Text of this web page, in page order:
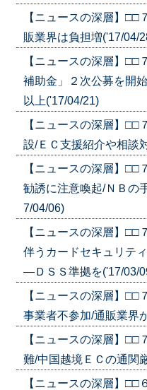
【ニュースの深層】
販業界は負担増('17/04/
【ニュースの深層】
補助金」２次公募を開
以上('17/04/21)
【ニュースの深層】
設/ＥＣ支援紹介や相談
【ニュースの深層】
勧誘に注意喚起/ＮＢの
7/04/06)
【ニュースの深層】
伴うカードセキュリテ
―ＤＳＳ準拠を('17/03/
【ニュースの深層】
事業者不参加/通販業界
【ニュースの深層】
難/中国越境ＥＣの通関
【ニュースの深層】